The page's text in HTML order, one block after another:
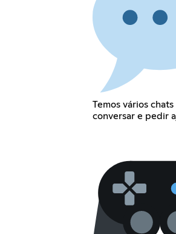
Temos vários chats
conversar e pedir